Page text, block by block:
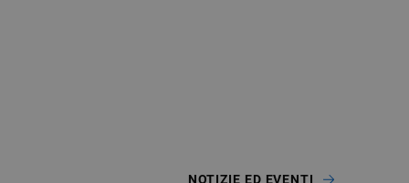
NOTIZIE ED EVENTI